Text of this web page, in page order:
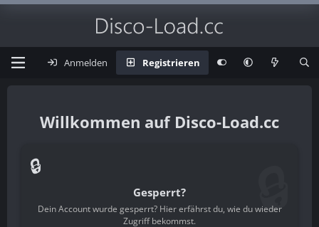
Anmelden Registrieren
Disco-Load.cc
🔒
Gesperrt?
Dein Account wurde gesperrt? Hier erfährst du, wie du wieder
Zugriff bekommst.
🔒